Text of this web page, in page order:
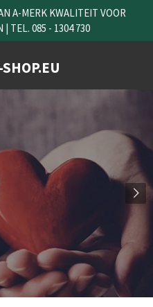
A-MERK KWALITEIT VOOR
TEL. 085 - 1304 730